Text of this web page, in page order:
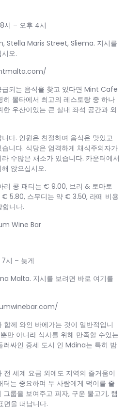
시 – 오후 4시
Stella Maris Street, Sliema. 지시를
오.
급되는 음식을 찾고 있다면 Mint Cafe
히 몰타에서 최고의 레스토랑 중 하나
우산이있는 큰 실내 좌석 공간과 외
다. 인원은 친절하며 음식은 맛있고
니다. 식당은 엄격하게 채식주의자가
수많은 채소가 있습니다. 카운터에서
앉으십시오.
리 콩 패티는 € 9.00, 브리 & 토마토
€ 5.80, 스무디는 약 € 3.50, 라떼 비용
니다.
Wine Bar
시 – 늦게
Malta. 지시를 보려면 바로 여기를
함께 와인 바에가는 것이 일반적입니
만 아니라 식사를 위해 만족할 수있는
러싸인 중세 도시 인 Mdina는 특히 밤
전 세계 요금 외에도 지역의 즐거움이
터는 중요하며 두 사람에게 먹이를 줄
룹을 보여주고 피자, 구운 물고기, 햄
면을 떠납니다.